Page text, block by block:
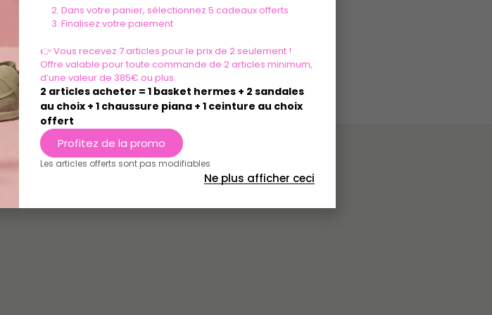
Dans votre panier, sélectionnez 5 cadeaux offerts
Finalisez votre paiement
👉 Vous recevez 7 articles pour le prix de 2 seulement !
Offre valable pour toute commande de 2 articles minimum,
d’une valeur de 385€ ou plus.
2 articles acheter = 1 basket hermes + 2 sandales
au choix + 1 chaussure piana + 1 ceinture au choix
offert
Profitez de la promo
Les articles offerts sont pas modifiables
Ne plus afficher ceci